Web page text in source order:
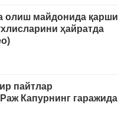
олиш майдонида қарши
ҳайратда
пайтлар
Капурнинг гаражида